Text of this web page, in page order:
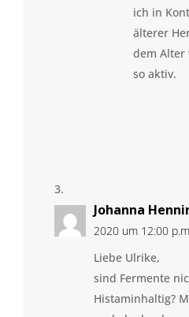
ich in
älterer
dem Alter
so aktiv.
Johanna
2020 um 12:00
Liebe Ulrike,
sind Fermente
Histaminhaltig?